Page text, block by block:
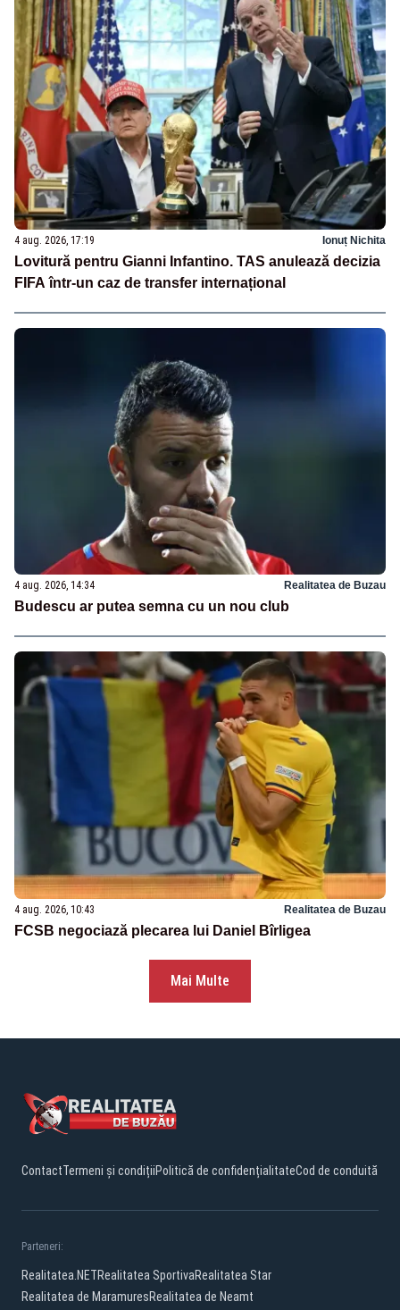
4 aug. 2026, 17:19 Ionuț Nichita
Lovitură pentru Gianni Infantino. TAS anulează decizia
FIFA într-un caz de transfer internațional
4 aug. 2026, 14:34 Realitatea de Buzau
Budescu ar putea semna cu un nou club
4 aug. 2026, 10:43 Realitatea de Buzau
FCSB negociază plecarea lui Daniel Bîrligea
Mai Multe
ContactTermeni și condițiiPolitică de confidențialitateCod de conduită
Parteneri:
Realitatea.NETRealitatea SportivaRealitatea Star
Realitatea de MaramuresRealitatea de Neamt